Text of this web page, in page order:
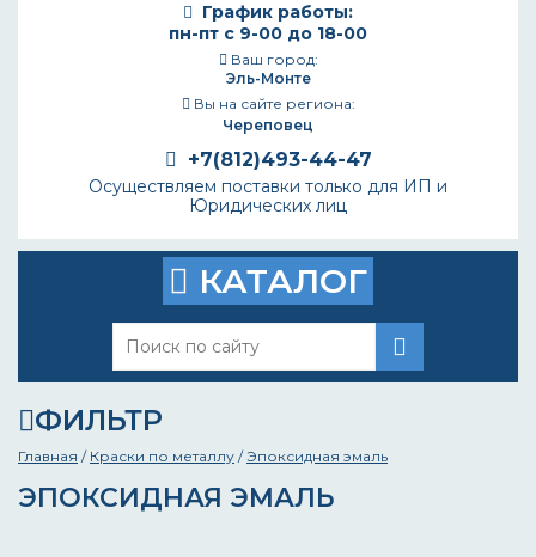
График работы:
пн-пт с 9-00 до 18-00
Ваш город:
Эль-Монте
Вы на сайте региона:
Череповец
+7(812)493-44-47
Осуществляем поставки только для ИП и
Юридических лиц
КАТАЛОГ
ФИЛЬТР
Главная / Краски по металлу /Эпоксидная эмаль
ЭПОКСИДНАЯ ЭМАЛЬ